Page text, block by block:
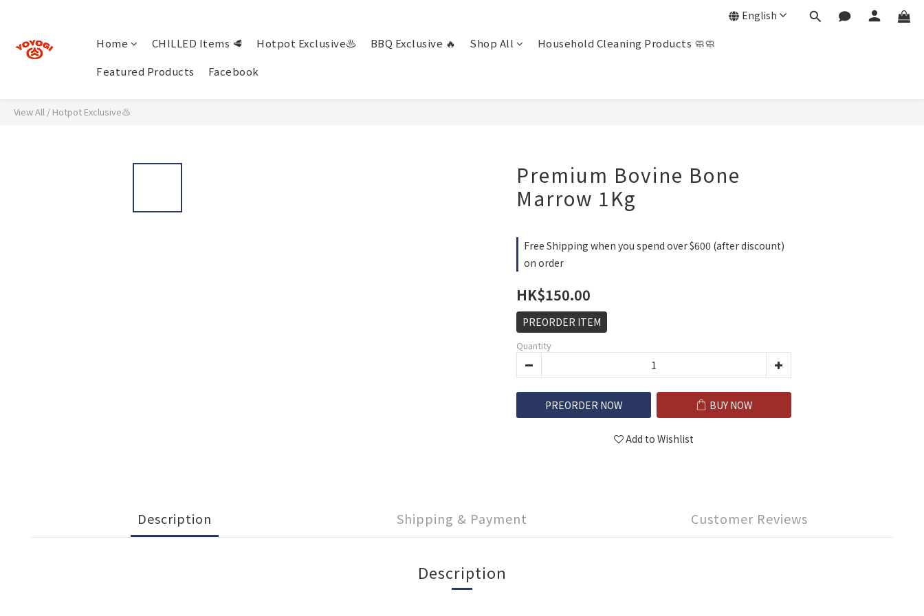
Home CHILLED Items 🥩 Hotpot Exclusive♨️ BBQ Exclusive 🔥 Shop All
Household Cleaning Products 🧼🧼
Featured Products
Facebook
English
View All / Hotpot Exclusive♨️
Premium Bovine Bone
Marrow 1Kg
Free Shipping when you spend over $600 (after discount)
on order
HK$150.00
PREORDER ITEM
Quantity
PREORDER NOW BUY NOW
Add to Wishlist
Description Shipping & Payment Customer Reviews
Description